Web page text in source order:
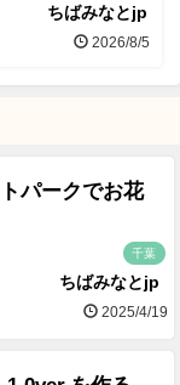
ちばみなとjp
2026/8/5
パークでお花
千葉
ちばみなとjp
2025/4/19